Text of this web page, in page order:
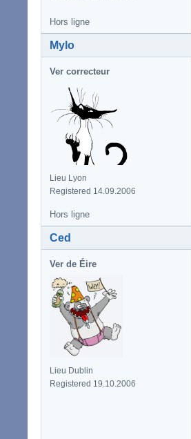
Hors ligne
Mylo
Ver correcteur
Lieu Lyon
Registered 14.09.2006
Hors ligne
Ced
Ver de Éire
Lieu Dublin
Registered 19.10.2006